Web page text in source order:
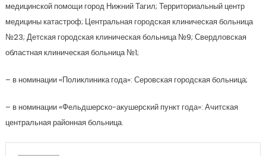
медицинской помощи город Нижний Тагил; Территориальный центр
медицины катастроф; Центральная городская клиническая больница
№23; Детская городская клиническая больница №9; Свердловская
областная клиническая больница №1;
– в номинации «Поликлиника года»: Серовская городская больница;
– в номинации «Фельдшерско-акушерский пункт года»: Ачитская
центральная районная больница.